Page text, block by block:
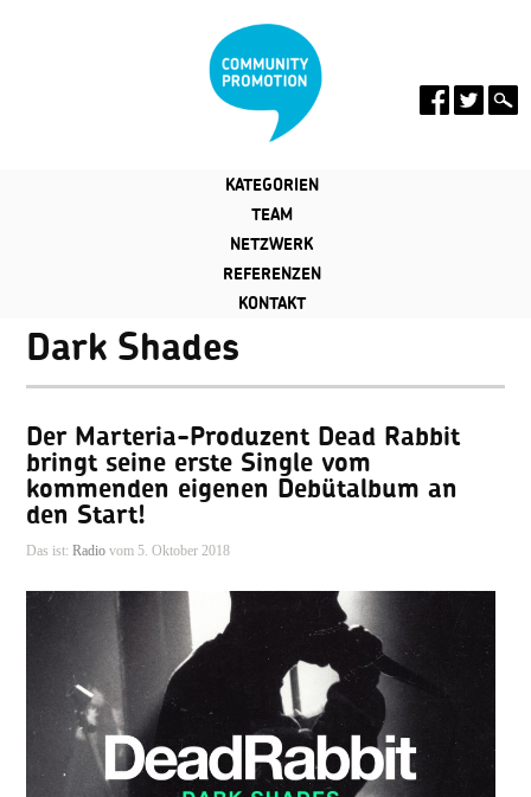
KATEGORIEN
TEAM
NETZWERK
REFERENZEN
KONTAKT
Dark Shades
Der Marteria-Produzent Dead Rabbit
bringt seine erste Single vom
kommenden eigenen Debütalbum an
den Start!
Das ist: Radiovom 5. Oktober 2018